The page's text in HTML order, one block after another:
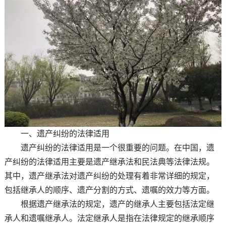
一、遗产纠纷的法律适用
遗产纠纷的法律适用是一个很重要的问题。在中国，遗
产纠纷的法律适用主要是遗产继承法和民法典等法律法规。
其中，遗产继承法对遗产纠纷的处理有着非常详细的规定，
包括继承人的顺序、遗产分割的方式、遗嘱的效力等方面。
根据遗产继承法的规定，遗产的继承人主要包括法定继
承人和遗嘱继承人。法定继承人是指在法律规定的继承顺序